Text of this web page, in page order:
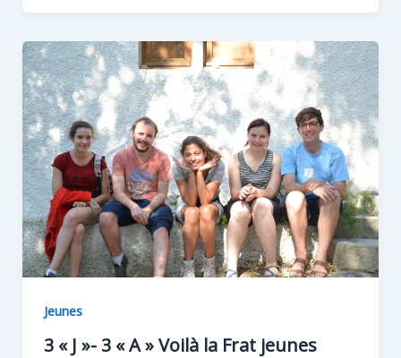
Jeunes
3 « J »- 3 « A » Voilà la Frat jeunes